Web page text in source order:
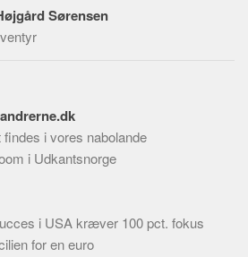
Sørensen
i vores nabolande
i Udkantsnorge
i USA kræver 100 pct. fokus
for en euro